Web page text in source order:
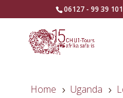
06127 - 99 39 101
Home 5 Uganda 5